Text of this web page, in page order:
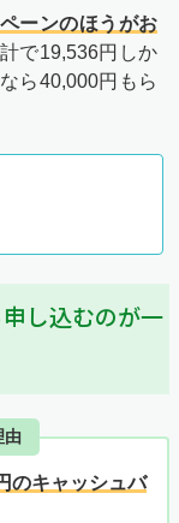
ーンのほうがお
で19,536円しか
ら40,000円もら
し込むのが一
由
のキャッシュバ